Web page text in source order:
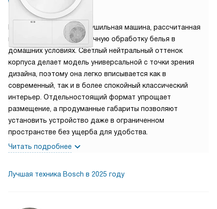
Bosch WTH85VL5SN — сушильная машина, рассчитанная
на аккуратную и экономичную обработку белья в
домашних условиях. Светлый нейтральный оттенок
корпуса делает модель универсальной с точки зрения
дизайна, поэтому она легко вписывается как в
современный, так и в более спокойный классический
интерьер. Отдельностоящий формат упрощает
размещение, а продуманные габариты позволяют
установить устройство даже в ограниченном
пространстве без ущерба для удобства.
Читать подробнее
Лучшая техника Bosch в 2025 году